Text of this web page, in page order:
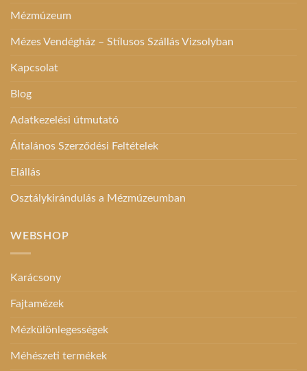
Mézmúzeum
Mézes Vendégház – Stílusos Szállás Vizsolyban
Kapcsolat
Blog
Adatkezelési útmutató
Általános Szerződési Feltételek
Elállás
Osztálykirándulás a Mézmúzeumban
WEBSHOP
Karácsony
Fajtamézek
Mézkülönlegességek
Méhészeti termékek